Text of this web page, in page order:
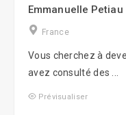
Emmanuelle
France
Vous cherchez à
avez consulté des ...
Prévisualiser